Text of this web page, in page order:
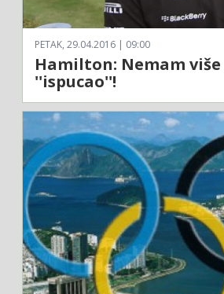
PETAK, 29.04.2016 | 09:00
Hamilton: Nemam više
''ispucao''!